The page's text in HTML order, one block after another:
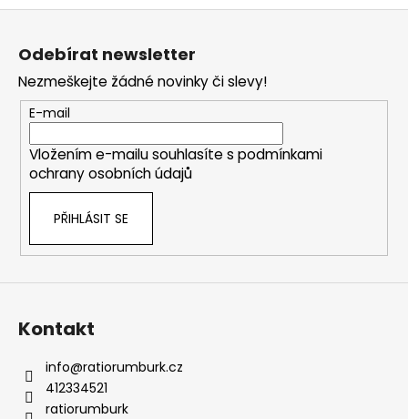
Z
Odebírat newsletter
Nezmeškejte žádné novinky či slevy!
E-mail
Vložením e-mailu souhlasíte s podmínkami
ochrany osobních údajů
PŘIHLÁSIT SE
Kontakt
info@ratiorumburk.cz
412334521
ratiorumburk